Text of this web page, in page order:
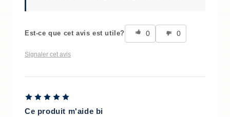
Est-ce que cet avis est utile? 0 0
Signaler cet avis
Ce produit m'aide bi